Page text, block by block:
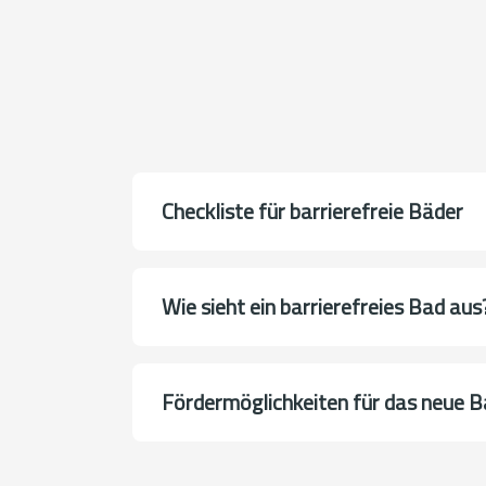
Checkliste für barrierefreie Bäder
Wie sieht ein barrierefreies Bad
Förder­möglich­keiten für das neue